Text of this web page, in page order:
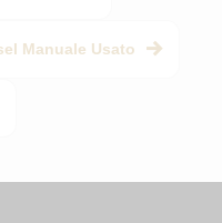
Manuale Usato